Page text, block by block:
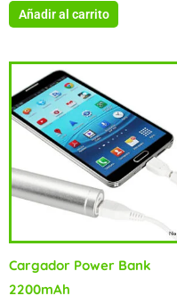
Añadir al carrito
Cargador Power Bank
2200mAh